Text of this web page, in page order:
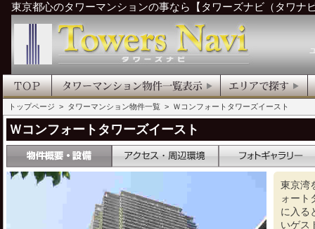
東京都心のタワーマンションの事なら【タワーズナビ（タワナ
トップページ > タワーマンション物件一覧 > Ｗコンフォートタワーズイースト
Ｗコンフォートタワーズイースト
東京湾
ォート
に入る
いゲス